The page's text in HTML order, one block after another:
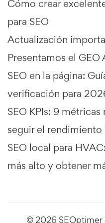
Cómo crear
para SEO
Actualización
Presentamos el
SEO en la página:
verificación para
SEO KPIs: 9
seguir el rendimiento
SEO local para
más alto y obtener
© 2026 SEOptimer